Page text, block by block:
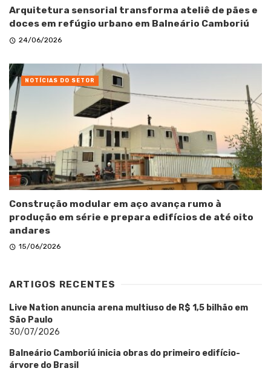
Arquitetura sensorial transforma ateliê de pães e
doces em refúgio urbano em Balneário Camboriú
24/06/2026
Construção modular em aço avança rumo à
produção em série e prepara edifícios de até oito
andares
15/06/2026
NOTÍCIAS DO SETOR
ARTIGOS RECENTES
Live Nation anuncia arena multiuso de R$ 1,5 bilhão em
São Paulo
30/07/2026
Balneário Camboriú inicia obras do primeiro edifício-
árvore do Brasil